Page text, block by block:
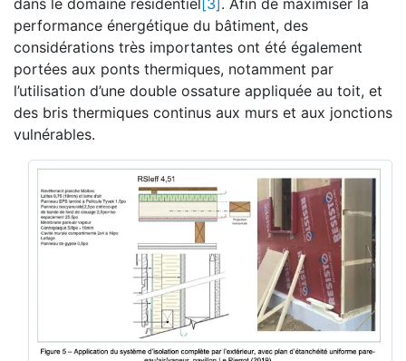
dans le domaine résidentiel [3] . Afin de maximiser la
performance énergétique du bâtiment, des
considérations très importantes ont été également
portées aux ponts thermiques, notamment par
l’utilisation d’une double ossature appliquée au toit, et
des bris thermiques continus aux murs et aux jonctions
vulnérables.